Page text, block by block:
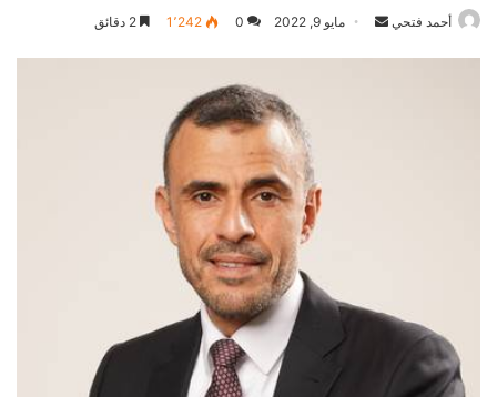
أحمد فتحي
أرسل مايو 9, 2022 0 1٬242